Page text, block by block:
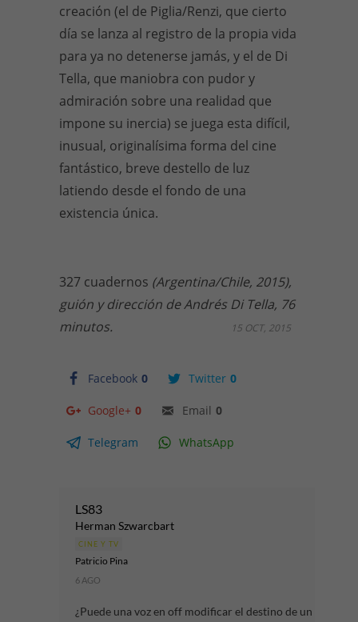
creación (el de Piglia/Renzi, que cierto
día se lanza al registro de la propia vida
para ya no detenerse jamás, y el de Di
Tella, que maniobra con pudor y
admiración sobre una realidad que
impone su inercia) se juega esta difícil,
inusual, originalísima forma del cine
fantástico, breve destello de luz
latiendo desde el fondo de una
existencia única.
327 cuadernos (Argentina/Chile, 2015),
guión y dirección de Andrés Di Tella, 76
minutos.
Facebook 0 Twitter 0
Google+ 0 Email 0
Telegram WhatsApp
15 OCT, 2015
LS83
Herman Szwarcbart
CINE Y TV
Patricio Pina
6 AGO
¿Puede una voz en off modificar el destino de un